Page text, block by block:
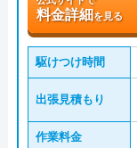
料金詳細を見る
駆けつけ時間
出張見積もり
作業料金